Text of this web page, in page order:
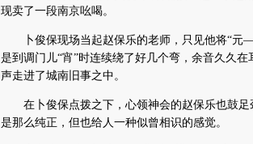
现卖了一段南京吆喝。
卜俊保现场当起赵保乐的老师，只见他将“元
是到调门儿“宵”时连续绕了好几个弯，余音久久
声走进了城南旧事之中。
在卜俊保点拨之下，心领神会的赵保乐也鼓
是那么纯正，但也给人一种似曾相识的感觉。